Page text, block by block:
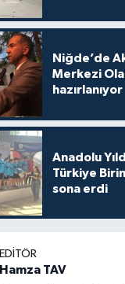
Niğde’de
Merkezi
hazırlanıyor
Anadolu
Türkiye
sona erdi
EDITÖR
Hamza TAV